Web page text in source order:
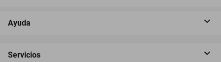
Ayuda
Servicios